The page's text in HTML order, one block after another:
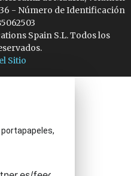
- Número de Identificación
Spain S.L. Todos los
Sitio
portapapeles,